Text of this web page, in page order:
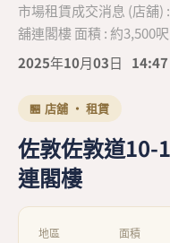
市場租賃成交消息 (店舖)
舖連閣樓 面積 : 約3,500
2025年10月03日
14:47
🏪 店舖 · 租賃
佐敦佐敦道10-
連閣樓
地區 面積